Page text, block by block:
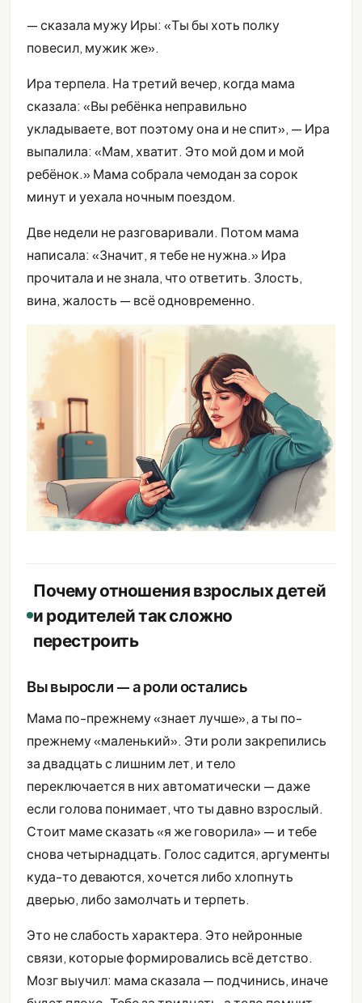
— сказала мужу Иры: «Ты бы хоть полку
повесил, мужик же».
Ира терпела. На третий вечер, когда мама
сказала: «Вы ребёнка неправильно
укладываете, вот поэтому она и не спит», — Ира
выпалила: «Мам, хватит. Это мой дом и мой
ребёнок.» Мама собрала чемодан за сорок
минут и уехала ночным поездом.
Две недели не разговаривали. Потом мама
написала: «Значит, я тебе не нужна.» Ира
прочитала и не знала, что ответить. Злость,
вина, жалость — всё одновременно.
Почему отношения взрослых детей
и родителей так сложно
перестроить
Вы выросли — а роли остались
Мама по-прежнему «знает лучше», а ты по-
прежнему «маленький». Эти роли закрепились
за двадцать с лишним лет, и тело
переключается в них автоматически — даже
если голова понимает, что ты давно взрослый.
Стоит маме сказать «я же говорила» — и тебе
снова четырнадцать. Голос садится, аргументы
куда-то деваются, хочется либо хлопнуть
дверью, либо замолчать и терпеть.
Это не слабость характера. Это нейронные
связи, которые формировались всё детство.
Мозг выучил: мама сказала — подчинись, иначе